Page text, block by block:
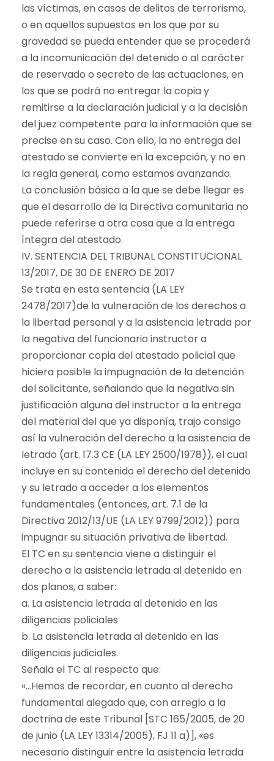
las víctimas, en casos de delitos de terrorismo,
o en aquellos supuestos en los que por su
gravedad se pueda entender que se procederá
a la incomunicación del detenido o al carácter
de reservado o secreto de las actuaciones, en
los que se podrá no entregar la copia y
remitirse a la declaración judicial y a la decisión
del juez competente para la información que se
precise en su caso. Con ello, la no entrega del
atestado se convierte en la excepción, y no en
la regla general, como estamos avanzando.
La conclusión básica a la que se debe llegar es
que el desarrollo de la Directiva comunitaria no
puede referirse a otra cosa que a la entrega
íntegra del atestado.
IV. SENTENCIA DEL TRIBUNAL CONSTITUCIONAL
13/2017, DE 30 DE ENERO DE 2017
Se trata en esta sentencia (LA LEY
2478/2017)de la vulneración de los derechos a
la libertad personal y a la asistencia letrada por
la negativa del funcionario instructor a
proporcionar copia del atestado policial que
hiciera posible la impugnación de la detención
del solicitante, señalando que la negativa sin
justificación alguna del instructor a la entrega
del material del que ya disponía, trajo consigo
así la vulneración del derecho a la asistencia de
letrado (art. 17.3 CE (LA LEY 2500/1978)), el cual
incluye en su contenido el derecho del detenido
y su letrado a acceder a los elementos
fundamentales (entonces, art. 7.1 de la
Directiva 2012/13/UE (LA LEY 9799/2012)) para
impugnar su situación privativa de libertad.
El TC en su sentencia viene a distinguir el
derecho a la asistencia letrada al detenido en
dos planos, a saber:
a. La asistencia letrada al detenido en las
diligencias policiales
b. La asistencia letrada al detenido en las
diligencias judiciales.
Señala el TC al respecto que:
«…Hemos de recordar, en cuanto al derecho
fundamental alegado que, con arreglo a la
doctrina de este Tribunal [STC 165/2005, de 20
de junio (LA LEY 13314/2005), FJ 11 a)], «es
necesario distinguir entre la asistencia letrada